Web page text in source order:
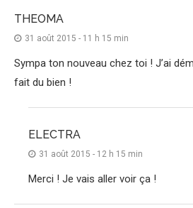
THEOMA
31 août 2015 - 11 h 15 min
Sympa ton nouveau chez toi ! J’ai
fait du bien !
ELECTRA
31 août 2015 - 12 h 15 min
Merci ! Je vais aller voir ça !